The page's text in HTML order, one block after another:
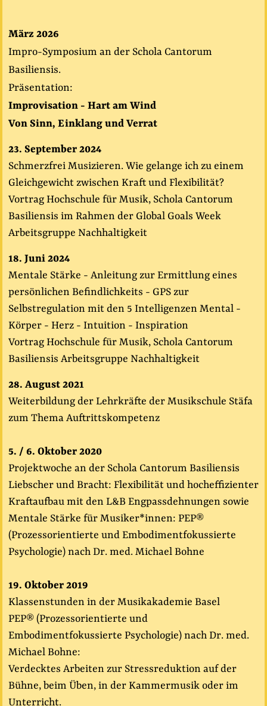
März 2026
Impro-Symposium an der Schola Cantorum
Basiliensis.
Präsentation:
Improvisation - Hart am Wind
Von Sinn, Einklang und Verrat
23. September 2024
Schmerzfrei Musizieren. Wie gelange ich zu einem
Gleichgewicht zwischen Kraft und Flexibilität?
Vortrag Hochschule für Musik, Schola Cantorum
Basiliensis im Rahmen der Global Goals Week
Arbeitsgruppe Nachhaltigkeit
18. Juni 2024
Mentale Stärke - Anleitung zur Ermittlung eines
persönlichen Befindlichkeits - GPS zur
Selbstregulation mit den 5 Intelligenzen Mental -
Körper - Herz - Intuition - Inspiration
Vortrag Hochschule für Musik, Schola Cantorum
Basiliensis Arbeitsgruppe Nachhaltigkeit
28. August 2021
Weiterbildung der Lehrkräfte der Musikschule Stäfa
zum Thema Auftrittskompetenz
5. / 6. Oktober 2020
Projektwoche an der Schola Cantorum Basiliensis
Liebscher und Bracht: Flexibilität und hocheffizienter
Kraftaufbau mit den L&B Engpassdehnungen sowie
Mentale Stärke für Musiker*innen: PEP®
(Prozessorientierte und Embodimentfokussierte
Psychologie) nach Dr. med. Michael Bohne
19. Oktober 2019
Klassenstunden in der Musikakademie Basel
PEP® (Prozessorientierte und
Embodimentfokussierte Psychologie) nach Dr. med.
Michael Bohne:
Verdecktes Arbeiten zur Stressreduktion auf der
Bühne, beim Üben, in der Kammermusik oder im
Unterricht.